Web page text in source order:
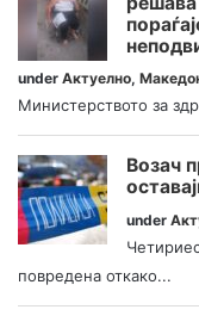
under Актуелно,
Министерството за
Возач
under
повредена откако...